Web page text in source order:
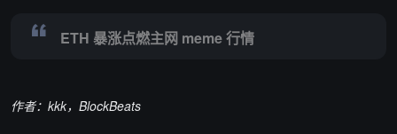
ETH 暴涨点燃主网 meme 行情
作者：kkk，BlockBeats